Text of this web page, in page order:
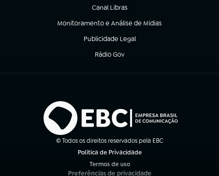
Canal Libras
(abre em nova aba)
Monitoramento e Análise de Mídias
(abre em nova aba)
Publicidade Legal
(abre em nova aba)
Rádio Gov
(abre em nova aba)
© Todos os direitos reservados pela EBC
Política de Privacidade
Termos de uso
(abre em nova aba)
Preferências de privacidade